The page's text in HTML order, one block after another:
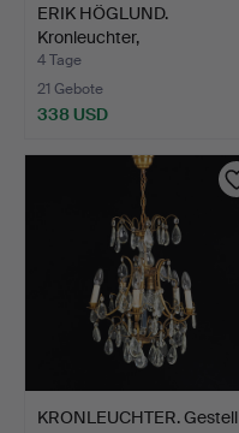
ERIK HÖGLUND.
Kronleuchter,
Glas/Schmiedee…
4 Tage
21 Gebote
338 USD
KRONLEUCHTER. Gestell